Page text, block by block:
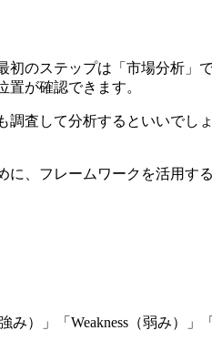
初のステップは「市場分析」
置が確認できます。
調査して分析するといいで
に、フレームワークを活用す
み）」「Weakness（弱み）